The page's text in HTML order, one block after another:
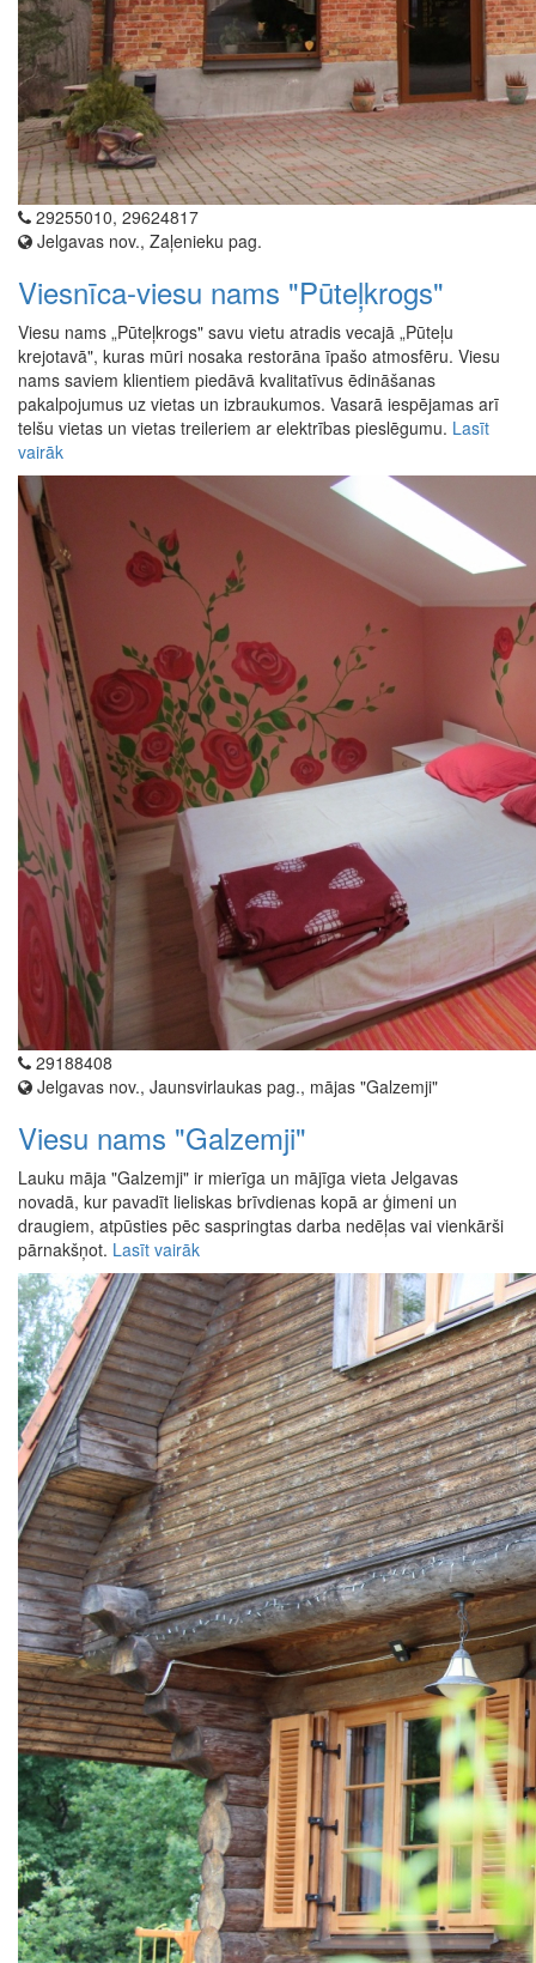
29255010, 29624817
Jelgavas nov., Zaļenieku pag.
Viesnīca-viesu nams "Pūteļkrogs"
Viesu nams „Pūteļkrogs" savu vietu atradis vecajā „Pūteļu
krejotavā", kuras mūri nosaka restorāna īpašo atmosfēru. Viesu
nams saviem klientiem piedāvā kvalitatīvus ēdināšanas
pakalpojumus uz vietas un izbraukumos. Vasarā iespējamas arī
telšu vietas un vietas treileriem ar elektrības pieslēgumu. Lasīt
vairāk
29188408
Jelgavas nov., Jaunsvirlaukas pag., mājas "Galzemji"
Viesu nams "Galzemji"
Lauku māja "Galzemji" ir mierīga un mājīga vieta Jelgavas
novadā, kur pavadīt lieliskas brīvdienas kopā ar ģimeni un
draugiem, atpūsties pēc saspringtas darba nedēļas vai vienkārši
pārnakšņot. Lasīt vairāk